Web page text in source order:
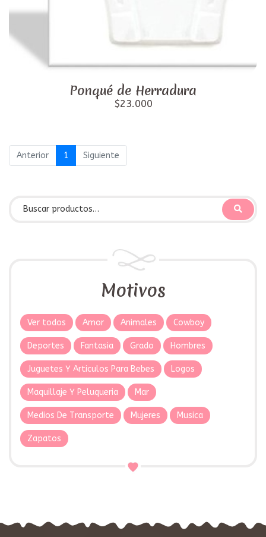
Ponqué de Herradura
$23.000
Anterior 1 Siguiente
Motivos
Ver todos Amor Animales Cowboy
Deportes Fantasia Grado Hombres
Juguetes Y Articulos Para Bebes Logos
Maquillaje Y Peluqueria Mar
Medios De Transporte Mujeres Musica
Zapatos